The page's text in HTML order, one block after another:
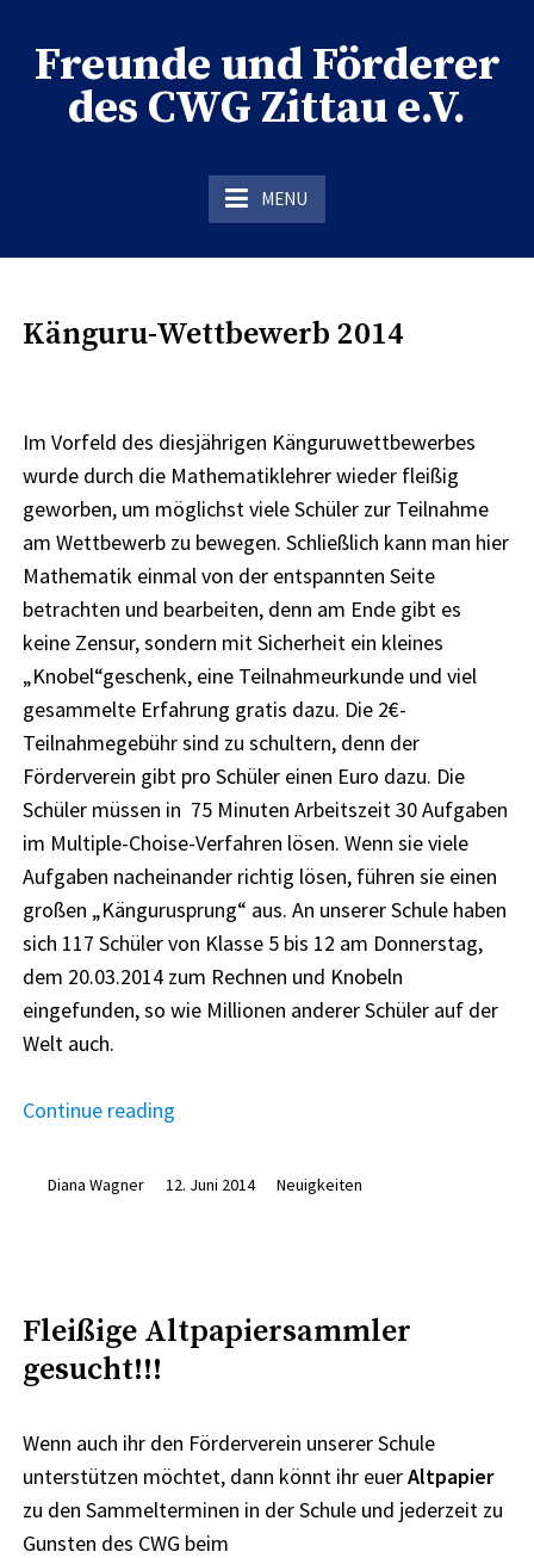
contentFreunde und Förderer
des CWG Zittau e.V.
MENU
Diana Wagner 12. Juni 2014 Neuigkeiten
Känguru-Wettbewerb 2014
Im Vorfeld des diesjährigen Känguruwettbewerbes
wurde durch die Mathematiklehrer wieder fleißig
geworben, um möglichst viele Schüler zur Teilnahme
am Wettbewerb zu bewegen. Schließlich kann man hier
Mathematik einmal von der entspannten Seite
betrachten und bearbeiten, denn am Ende gibt es
keine Zensur, sondern mit Sicherheit ein kleines
„Knobel“geschenk, eine Teilnahmeurkunde und viel
gesammelte Erfahrung gratis dazu. Die 2€-
Teilnahmegebühr sind zu schultern, denn der
Förderverein gibt pro Schüler einen Euro dazu. Die
Schüler müssen in 75 Minuten Arbeitszeit 30 Aufgaben
im Multiple-Choise-Verfahren lösen. Wenn sie viele
Aufgaben nacheinander richtig lösen, führen sie einen
großen „Kängurusprung“ aus. An unserer Schule haben
sich 117 Schüler von Klasse 5 bis 12 am Donnerstag,
dem 20.03.2014 zum Rechnen und Knobeln
eingefunden, so wie Millionen anderer Schüler auf der
Welt auch.
Continue reading
2014“
Fleißige Altpapiersammler
gesucht!!!
Wenn auch ihr den Förderverein unserer Schule
unterstützen möchtet, dann könnt ihr euerAltpapier
zu den Sammelterminen in der Schule und jederzeit zu
Gunsten des CWG beim